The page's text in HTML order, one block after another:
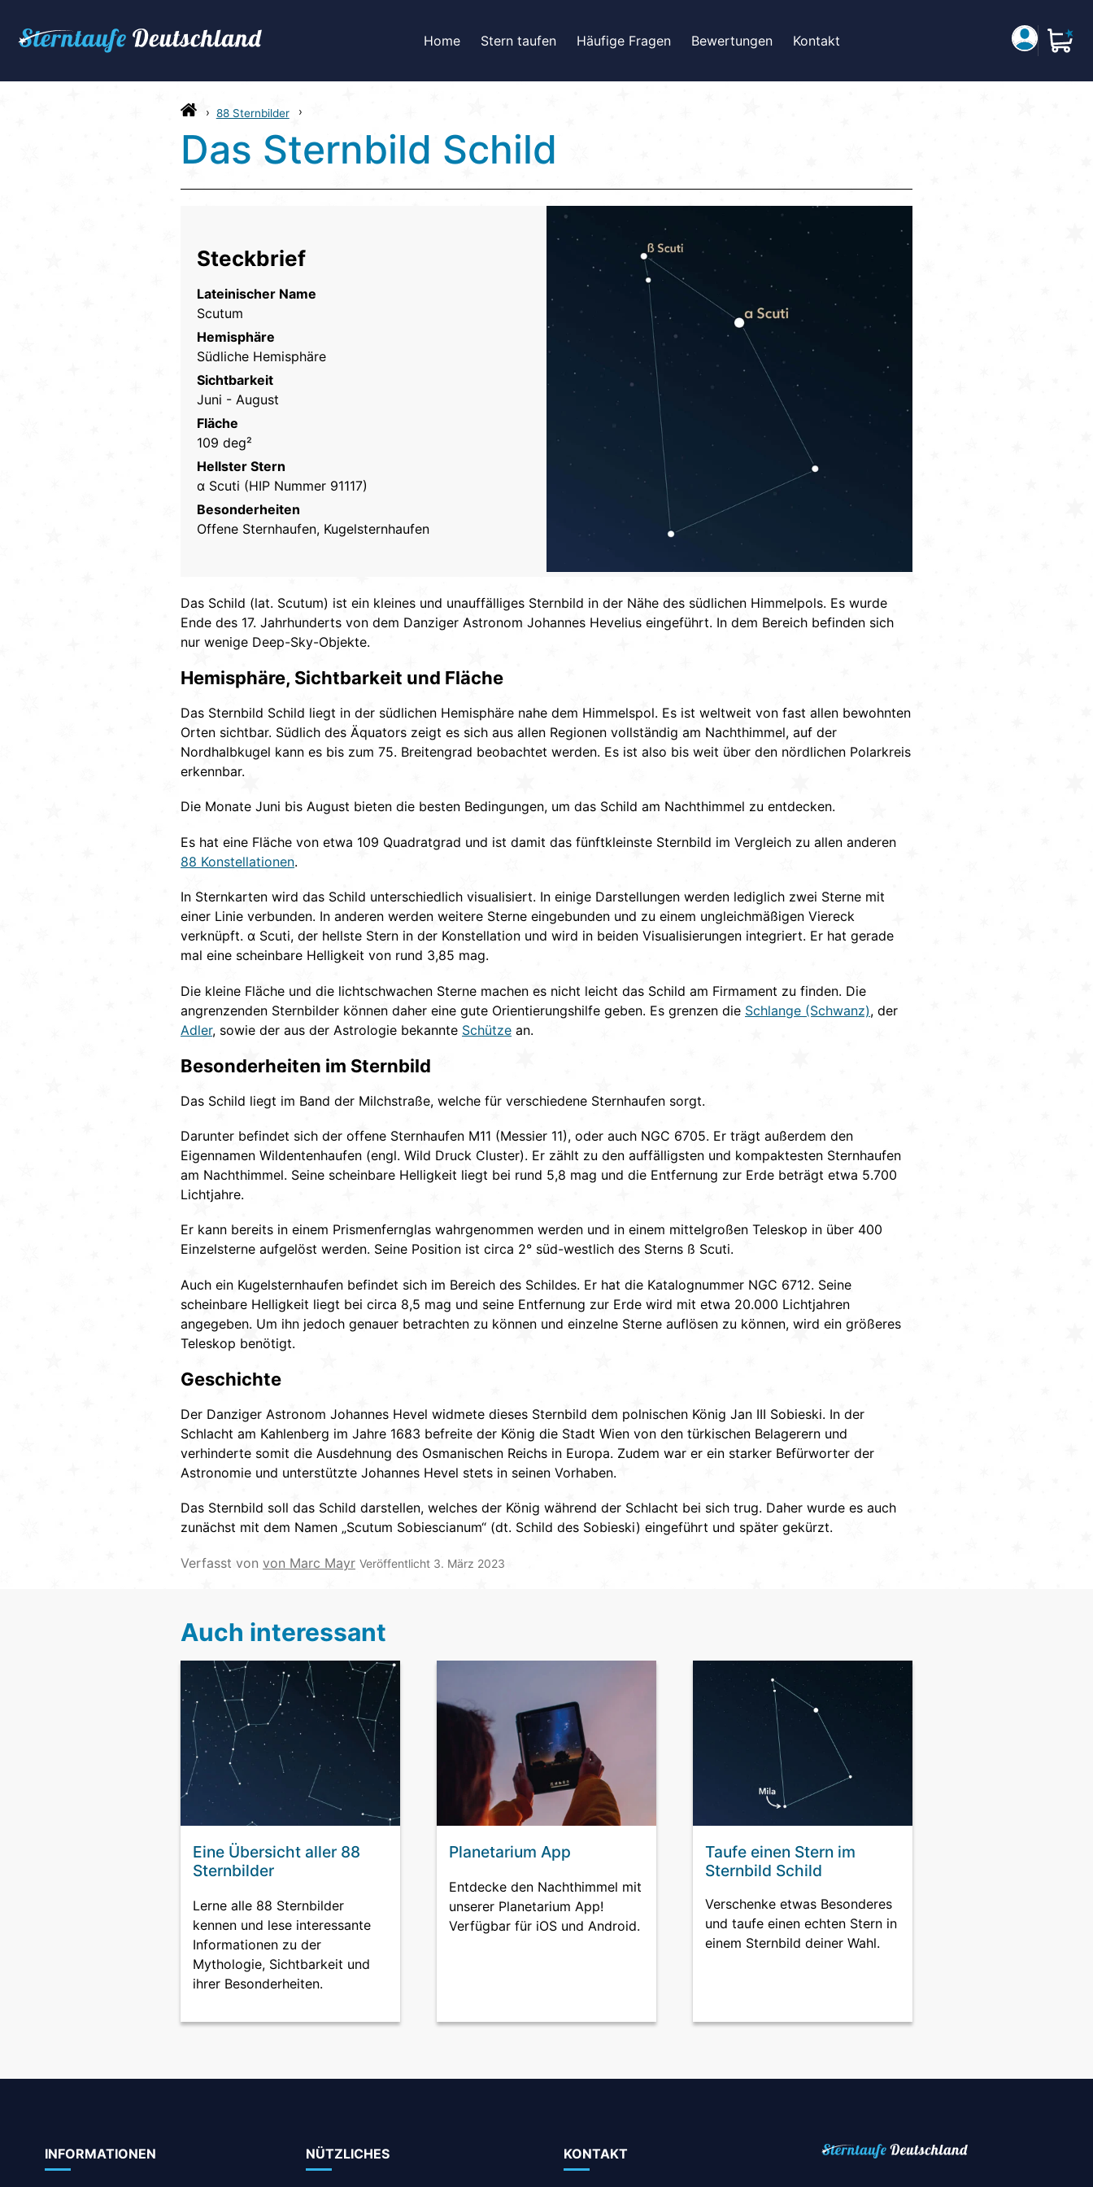
Home Stern taufen Häufige Fragen Bewertungen Kontakt
88 Sternbilder
Das Sternbild Schild
Steckbrief
Lateinischer Name
Scutum
Hemisphäre
Südliche Hemisphäre
Sichtbarkeit
Juni - August
Fläche
109 deg²
Hellster Stern
α Scuti (HIP Nummer 91117)
Besonderheiten
Offene Sternhaufen, Kugelsternhaufen
Das Schild (lat. Scutum) ist ein kleines und unauffälliges Sternbild in der Nähe des südlichen Himmelpols. Es wurde
Ende des 17. Jahrhunderts von dem Danziger Astronom Johannes Hevelius eingeführt. In dem Bereich befinden sich
nur wenige Deep-Sky-Objekte.
Hemisphäre, Sichtbarkeit und Fläche
Das Sternbild Schild liegt in der südlichen Hemisphäre nahe dem Himmelspol. Es ist weltweit von fast allen bewohnten
Orten sichtbar. Südlich des Äquators zeigt es sich aus allen Regionen vollständig am Nachthimmel, auf der
Nordhalbkugel kann es bis zum 75. Breitengrad beobachtet werden. Es ist also bis weit über den nördlichen Polarkreis
erkennbar.
Die Monate Juni bis August bieten die besten Bedingungen, um das Schild am Nachthimmel zu entdecken.
Es hat eine Fläche von etwa 109 Quadratgrad und ist damit das fünftkleinste Sternbild im Vergleich zu allen anderen
88 Konstellationen.
In Sternkarten wird das Schild unterschiedlich visualisiert. In einige Darstellungen werden lediglich zwei Sterne mit
einer Linie verbunden. In anderen werden weitere Sterne eingebunden und zu einem ungleichmäßigen Viereck
verknüpft. α Scuti, der hellste Stern in der Konstellation und wird in beiden Visualisierungen integriert. Er hat gerade
mal eine scheinbare Helligkeit von rund 3,85 mag.
Die kleine Fläche und die lichtschwachen Sterne machen es nicht leicht das Schild am Firmament zu finden. Die
angrenzenden Sternbilder können daher eine gute Orientierungshilfe geben. Es grenzen die Schlange (Schwanz), der
Adler, sowie der aus der Astrologie bekannte Schütze an.
Besonderheiten im Sternbild
Das Schild liegt im Band der Milchstraße, welche für verschiedene Sternhaufen sorgt.
Darunter befindet sich der offene Sternhaufen M11 (Messier 11), oder auch NGC 6705. Er trägt außerdem den
Eigennamen Wildentenhaufen (engl. Wild Druck Cluster). Er zählt zu den auffälligsten und kompaktesten Sternhaufen
am Nachthimmel. Seine scheinbare Helligkeit liegt bei rund 5,8 mag und die Entfernung zur Erde beträgt etwa 5.700
Lichtjahre.
Er kann bereits in einem Prismenfernglas wahrgenommen werden und in einem mittelgroßen Teleskop in über 400
Einzelsterne aufgelöst werden. Seine Position ist circa 2° süd-westlich des Sterns ß Scuti.
Auch ein Kugelsternhaufen befindet sich im Bereich des Schildes. Er hat die Katalognummer NGC 6712. Seine
scheinbare Helligkeit liegt bei circa 8,5 mag und seine Entfernung zur Erde wird mit etwa 20.000 Lichtjahren
angegeben. Um ihn jedoch genauer betrachten zu können und einzelne Sterne auflösen zu können, wird ein größeres
Teleskop benötigt.
Geschichte
Der Danziger Astronom Johannes Hevel widmete dieses Sternbild dem polnischen König Jan III Sobieski. In der
Schlacht am Kahlenberg im Jahre 1683 befreite der König die Stadt Wien von den türkischen Belagerern und
verhinderte somit die Ausdehnung des Osmanischen Reichs in Europa. Zudem war er ein starker Befürworter der
Astronomie und unterstützte Johannes Hevel stets in seinen Vorhaben.
Das Sternbild soll das Schild darstellen, welches der König während der Schlacht bei sich trug. Daher wurde es auch
zunächst mit dem Namen „Scutum Sobiescianum“ (dt. Schild des Sobieski) eingeführt und später gekürzt.
Verfasst von von Marc Mayr Veröffentlicht 3. März 2023
Auch interessant
Eine Übersicht aller 88
Sternbilder
Lerne alle 88 Sternbilder
kennen und lese interessante
Informationen zu der
Mythologie, Sichtbarkeit und
ihrer Besonderheiten.
Planetarium App
Entdecke den Nachthimmel mit
unserer Planetarium App!
Verfügbar für iOS und Android.
Taufe einen Stern im
Sternbild Schild
Verschenke etwas Besonderes
und taufe einen echten Stern in
einem Sternbild deiner Wahl.
INFORMATIONEN NÜTZLICHES KONTAKT